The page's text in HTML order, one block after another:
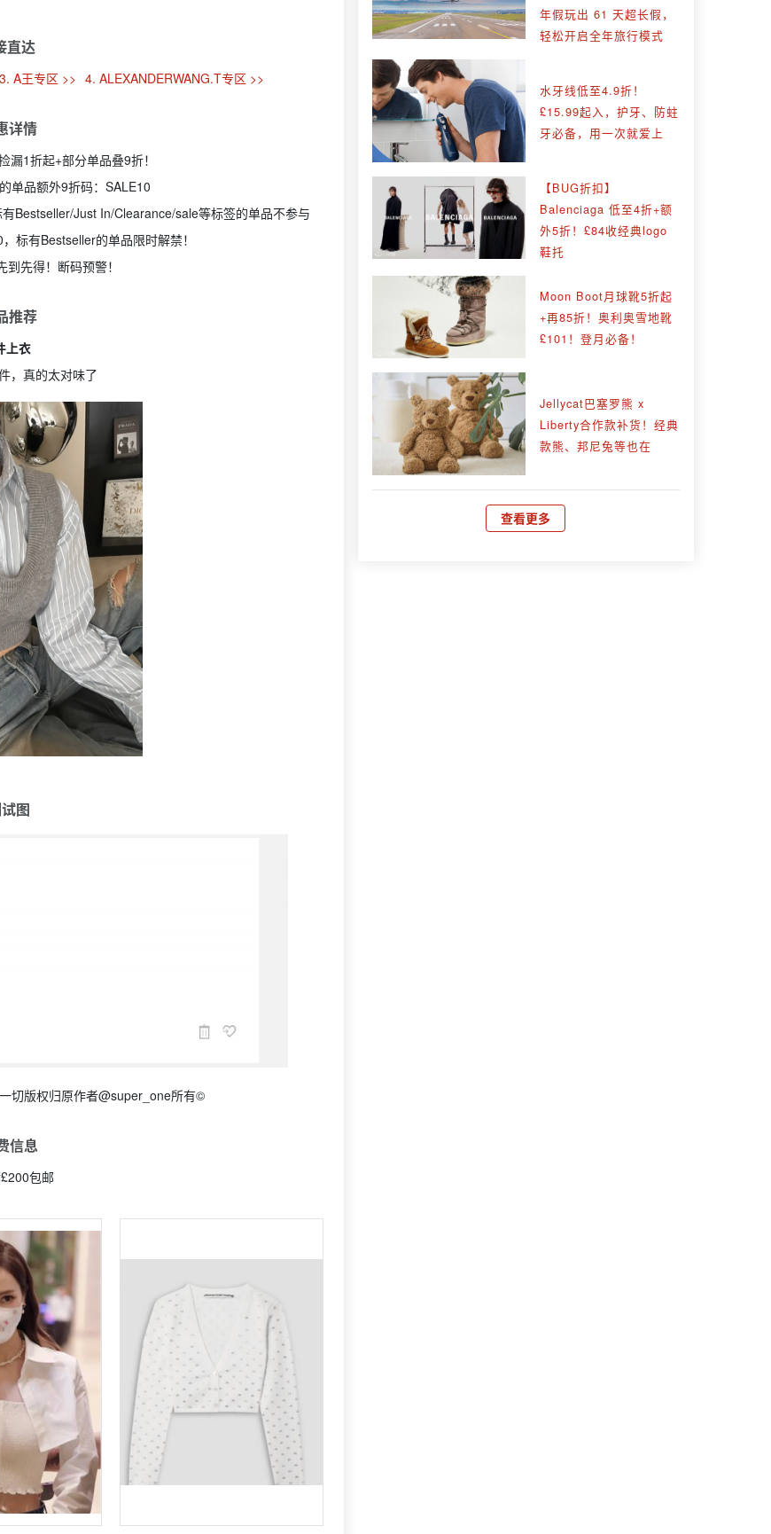
直达
3. A王专区 >> 4. ALEXANDERWANG.T专区 >>
详情
漏1折起+部分单品叠9折！
的单品额外9折码：SALE10
有Bestseller/Just In/Clearance/sale等标签的单品不参与
标有Bestseller的单品限时解禁！
先得！断码预警！
推荐
上衣
，真的太对味了
图
切版权归原作者@super_one所有©
信息
包邮
年假玩出 61 天超长假，
轻松开启全年旅行模式
水牙线低至4.9折！
£15.99起入，护牙、防蛀
牙必备，用一次就爱上
【BUG折扣】
Balenciaga 低至4折+额
外5折！£84收经典logo
鞋托
Moon Boot月球靴5折起
+再85折！奥利奥雪地靴
£101！登月必备！
Jellycat巴塞罗熊 x
Liberty合作款补货！经典
款熊、邦尼兔等也在
查看更多